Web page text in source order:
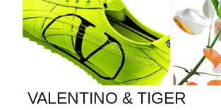
VALENTINO & TIGER